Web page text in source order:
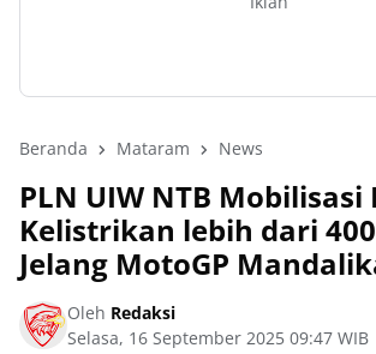
Beranda Mataram News
PLN UIW NTB Mobilisasi
Kelistrikan lebih dari
Jelang MotoGP
Oleh Redaksi
Selasa, 16 September 2025 09:47 WIB